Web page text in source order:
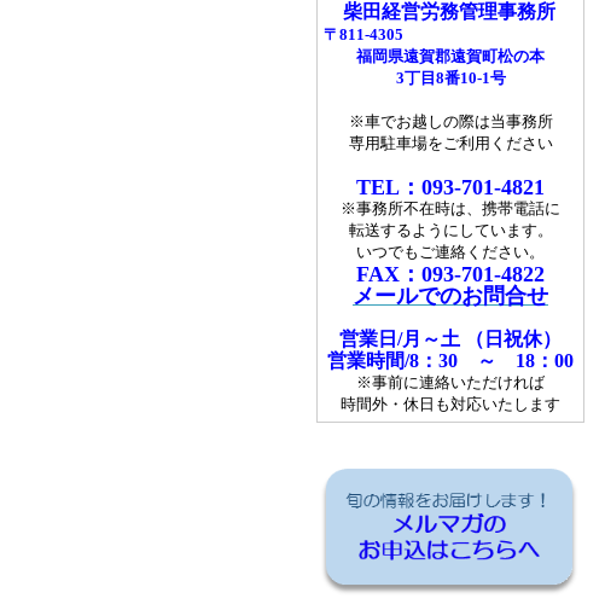
柴田経営労務管理事務所
〒811-4305
福岡県遠賀郡遠賀町松の本
3丁目8番10-1号
※車でお越しの際は当事務所
専用駐車場をご利用ください
TEL：093-701-4821
※事務所不在時は、携帯電話に
転送するようにしています。
いつでもご連絡ください。
FAX：093-701-4822
メールでのお問合せ
営業日/月～土 （日祝休）
営業時間/8：30 ～ 18：00
※事前に連絡いただければ
時間外・休日も対応いたします